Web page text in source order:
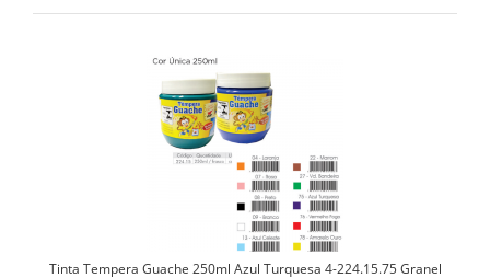
Tinta Tempera Guache 250ml Azul Turquesa 4-224.15.75 Granel